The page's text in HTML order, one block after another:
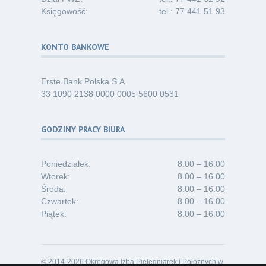
Księgowość:
tel.: 77 441 51 93
KONTO BANKOWE
Erste Bank Polska S.A.
33 1090 2138 0000 0005 5600 0581
GODZINY PRACY BIURA
Poniedziałek:
8.00 – 16.00
Wtorek:
8.00 – 16.00
Środa:
8.00 – 16.00
Czwartek:
8.00 – 16.00
Piątek:
8.00 – 16.00
© 2014-2026 Okręgowa Izba Pielęgniarek i Położnych w